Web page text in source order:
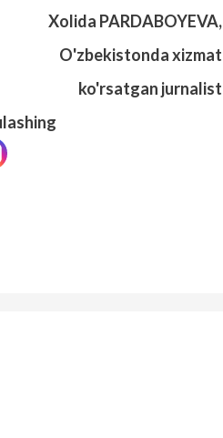
Xolida PARDABOYEVA,
O'zbekistonda xizmat
ko'rsatgan jurnalist